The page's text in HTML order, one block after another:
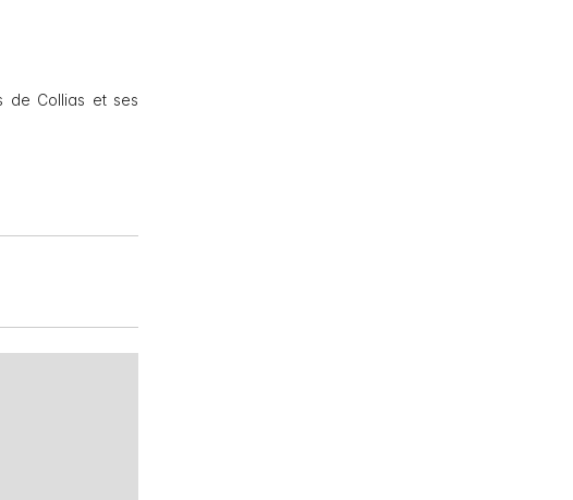
de Collias et ses